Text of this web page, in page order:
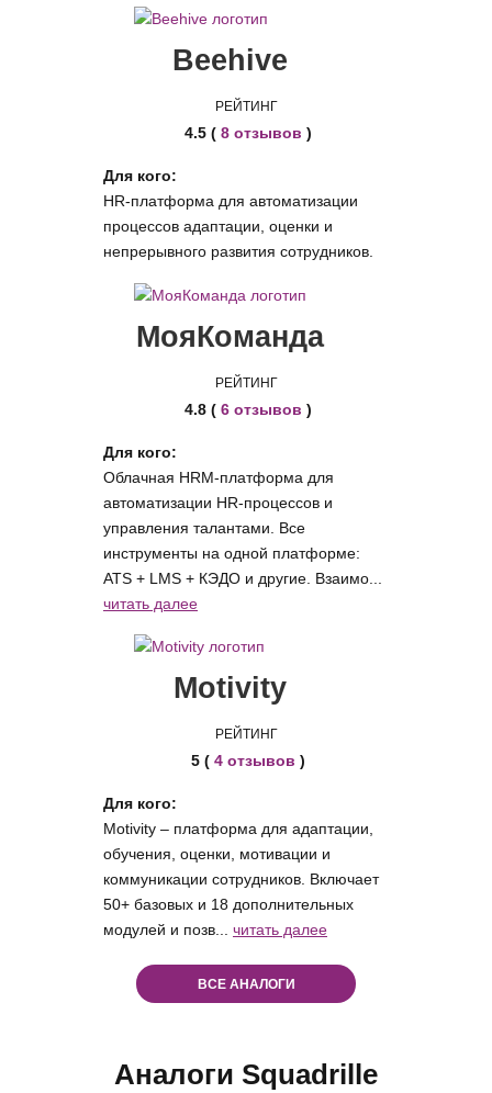
Beehive
РЕЙТИНГ
4.5 ( 8 отзывов )
Для кого:
HR-платформа для автоматизации
процессов адаптации, оценки и
непрерывного развития сотрудников.
МояКоманда
РЕЙТИНГ
4.8 ( 6 отзывов )
Для кого:
Облачная HRM-платформа для
автоматизации HR-процессов и
управления талантами. Все
инструменты на одной платформе:
ATS + LMS + КЭДО и другие. Взаимо...
читать далее
Motivity
РЕЙТИНГ
5 ( 4 отзывов )
Для кого:
Motivity – платформа для адаптации,
обучения, оценки, мотивации и
коммуникации сотрудников. Включает
50+ базовых и 18 дополнительных
модулей и позв... читать далее
ВСЕ АНАЛОГИ
Аналоги Squadrille